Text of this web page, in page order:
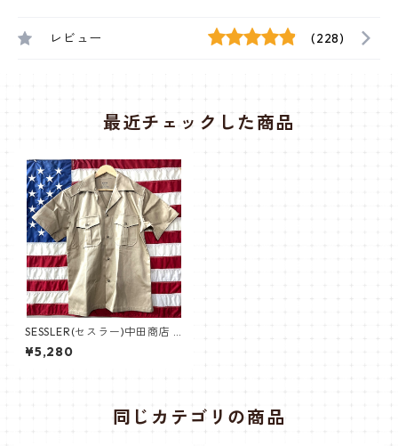
レビュー (228)
最近チェックした商品
SESSLER(セスラー)中田商店 C
HINO SHIRT チノクロス シャ
ツ 半袖 【中田商店】A-592 サ
¥5,280
同じカテゴリの商品